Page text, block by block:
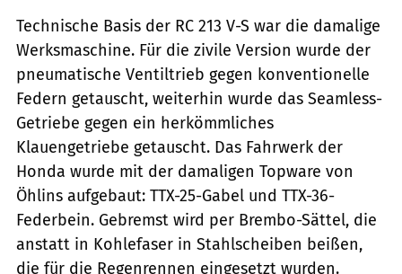
Technische Basis der RC 213 V-S war die damalige
Werksmaschine. Für die zivile Version wurde der
pneumatische Ventiltrieb gegen konventionelle
Federn getauscht, weiterhin wurde das Seamless-
Getriebe gegen ein herkömmliches
Klauengetriebe getauscht. Das Fahrwerk der
Honda wurde mit der damaligen Topware von
Öhlins aufgebaut: TTX-25-Gabel und TTX-36-
Federbein. Gebremst wird per Brembo-Sättel, die
anstatt in Kohlefaser in Stahlscheiben beißen,
die für die Regenrennen eingesetzt wurden.